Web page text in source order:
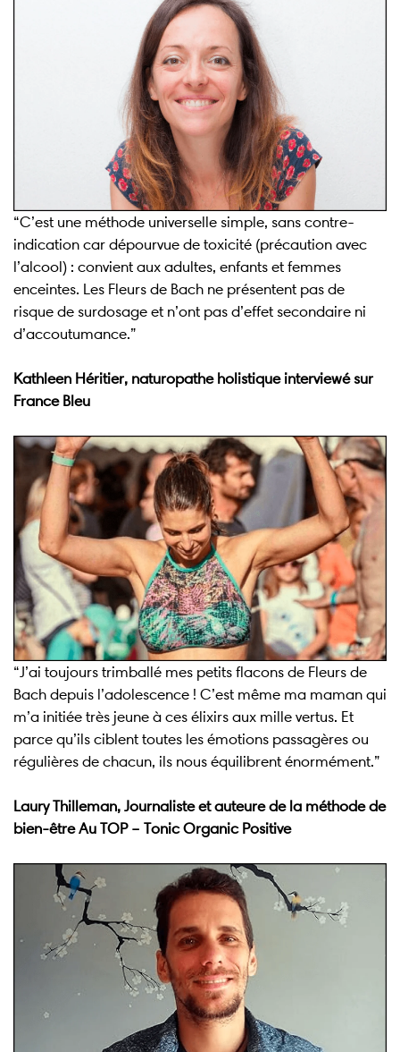
“C’est une méthode universelle simple, sans contre-
indication car dépourvue de toxicité (précaution avec
l’alcool) : convient aux adultes, enfants et femmes
enceintes. Les Fleurs de Bach ne présentent pas de
risque de surdosage et n’ont pas d’effet secondaire ni
d’accoutumance.”
Kathleen Héritier, naturopathe holistique interviewé sur
France Bleu
“J’ai toujours trimballé mes petits flacons de Fleurs de
Bach depuis l’adolescence ! C’est même ma maman qui
m’a initiée très jeune à ces élixirs aux mille vertus. Et
parce qu’ils ciblent toutes les émotions passagères ou
régulières de chacun, ils nous équilibrent énormément.”
Laury Thilleman, Journaliste et auteure de la méthode de
bien-être Au TOP – Tonic Organic Positive